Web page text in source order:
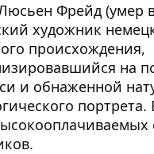
Фрейд (умер
художник
происхождения,
на
и обнаженной